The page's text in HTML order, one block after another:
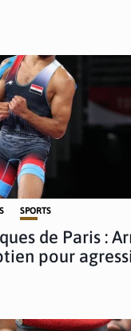
SPORTS
de Paris :
pour